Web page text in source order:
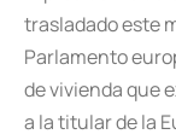
trasladado este
Parlamento
de vivienda que
a la titular de la